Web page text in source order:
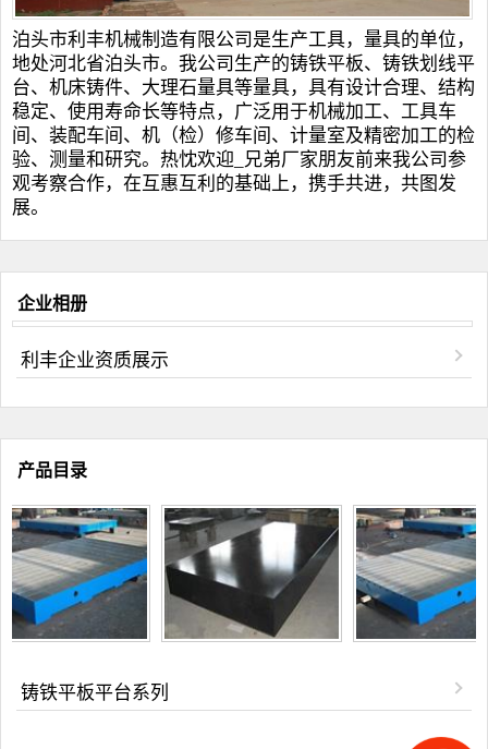
泊头市利丰机械制造有限公司是生产工具，量具的单位，
地处河北省泊头市。我公司生产的铸铁平板、 铸铁划线平
台、 机床铸件、 大理石量具等量具，具有设计合理、结构
稳定、使用寿命长等特点，广泛用于机械加工、工具车
间、装配车间、机（检）修车间、计量室及精密加工的检
验、测量和研究。热忱欢迎_兄弟厂家朋友前来我公司参
观考察合作，在互惠互利的基础上，携手共进，共图发
展。
企业相册
利丰企业资质展示
产品目录
铸铁平板平台系列